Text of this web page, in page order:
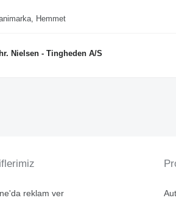
Hemmet
Nielsen - Tingheden A/S
reklam ver